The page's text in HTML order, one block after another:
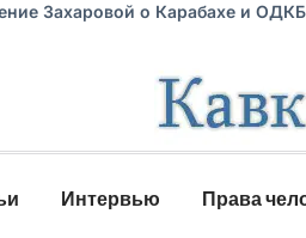
Захаровой о Карабахе и ОДКБ
Интервью Права